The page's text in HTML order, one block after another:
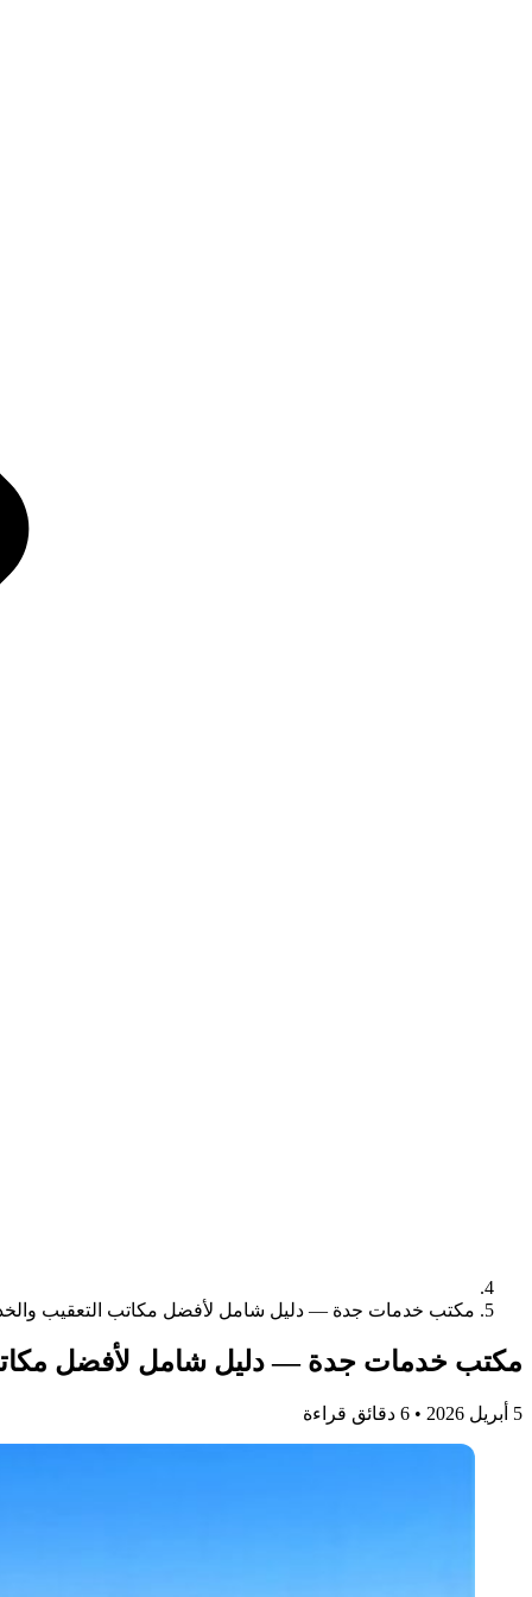
مكتب خدمات جدة — دليل شامل لأفضل مكاتب التعقيب والخدمات ٢٠٢٦ | الانجاز
مكتب خدمات جدة — دليل شامل لأفضل مكاتب التعقيب
5 أبريل 2026 • 6 دقائق قراءة